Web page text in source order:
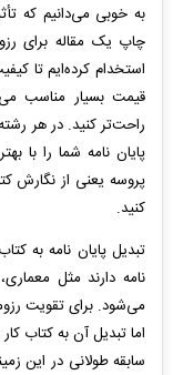
به خوبی می‌دانیم که
چاپ یک مقاله برای
استخدام کرده‌ایم تا
قیمت بسیار مناسب
راحت‌تر کنید. در هر
پایان نامه شما را با
پروسه یعنی از نگارش
کنید.
تبدیل پایان نامه به
نامه دارند مثل
می‌شود. برای تقویت
اما تبدیل آن به کتاب
سابقه طولانی در این